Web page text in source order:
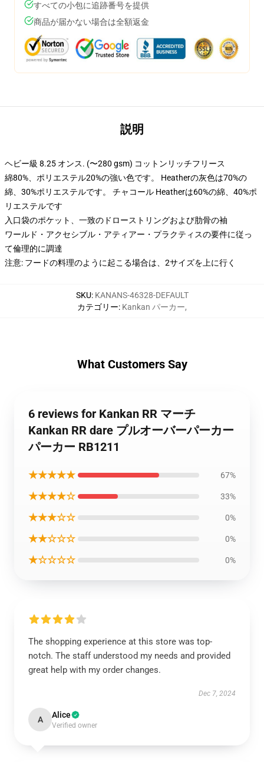
すべての小包に追跡番号を提供
商品が届かない場合は全額返金
説明
ヘビー級 8.25 オンス. (〜280 gsm) コットンリッチフリース
綿80%、ポリエステル20%の強い色です。 Heatherの灰色は70%の
綿、30%ポリエステルです。 チャコール Heatherは60%の綿、40%ポ
リエステルです
入口袋のポケット、一致のドローストリングおよび肋骨の袖
ワールド・アクセシブル・アティアー・プラクティスの要件に従っ
て倫理的に調達
注意: フードの料理のように起こる場合は、2サイズを上に行く
SKU: KANANS-46328-DEFAULT
カテゴリー: Kankan パーカー,
What Customers Say
6 reviews for Kankan RR マーチ
Kankan RR dare プルオーバーパーカー
パーカー RB1211
★★★★★ 67%
★★★★☆ 33%
★★★☆☆ 0%
★★☆☆☆ 0%
★☆☆☆☆ 0%
The shopping experience at this store was top-
notch. The staff understood my needs and provided
great help with my order changes.
Dec 7, 2024
A Alice
Verified owner